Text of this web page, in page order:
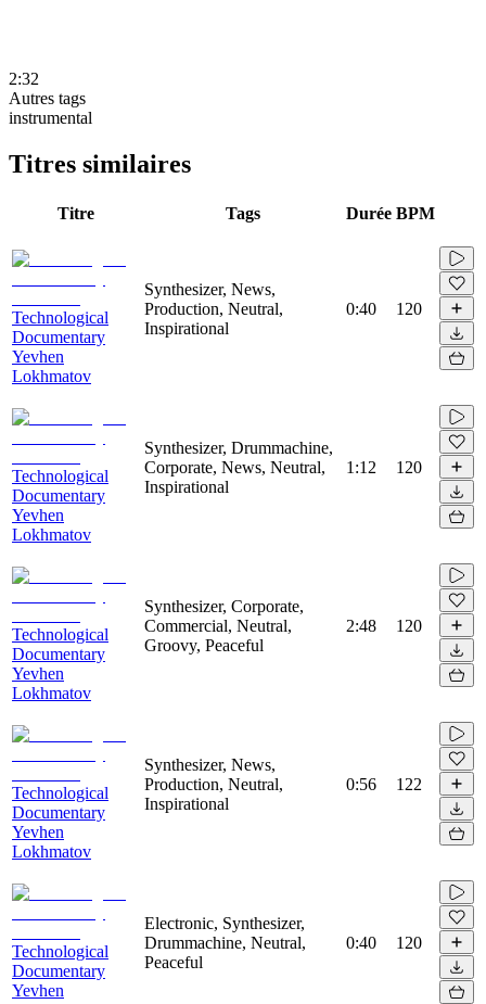
2:32
Autres tags
instrumental
Titres similaires
Titre Tags Durée BPM
Technological
Documentary
Yevhen
Lokhmatov
Synthesizer, News,
Production, Neutral,
Inspirational
0:40 120
Technological
Documentary
Yevhen
Lokhmatov
Synthesizer, Drummachine,
Corporate, News, Neutral,
Inspirational
1:12 120
Technological
Documentary
Yevhen
Lokhmatov
Synthesizer, Corporate,
Commercial, Neutral,
Groovy, Peaceful
2:48 120
Technological
Documentary
Yevhen
Lokhmatov
Synthesizer, News,
Production, Neutral,
Inspirational
0:56 122
Technological
Documentary
Yevhen
Electronic, Synthesizer,
Drummachine, Neutral,
Peaceful
0:40 120